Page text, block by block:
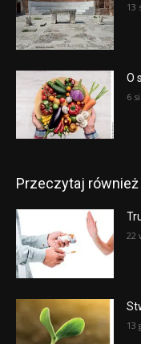
13
O
6
Przeczytaj również
22
13